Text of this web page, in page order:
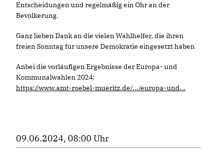
Entscheidungen und regelmäßig ein Ohr an der
Bevölkerung.
Ganz lieben Dank an die vielen Wahlhelfer, die ihren
freien Sonntag für unsere Demokratie eingesetzt haben
Anbei die vorläufigen Ergebnisse der Europa- und
Kommunalwahlen 2024:
https://www.amt-roebel-mueritz.de/.../europa-und...
09.06.2024, 08:00 Uhr